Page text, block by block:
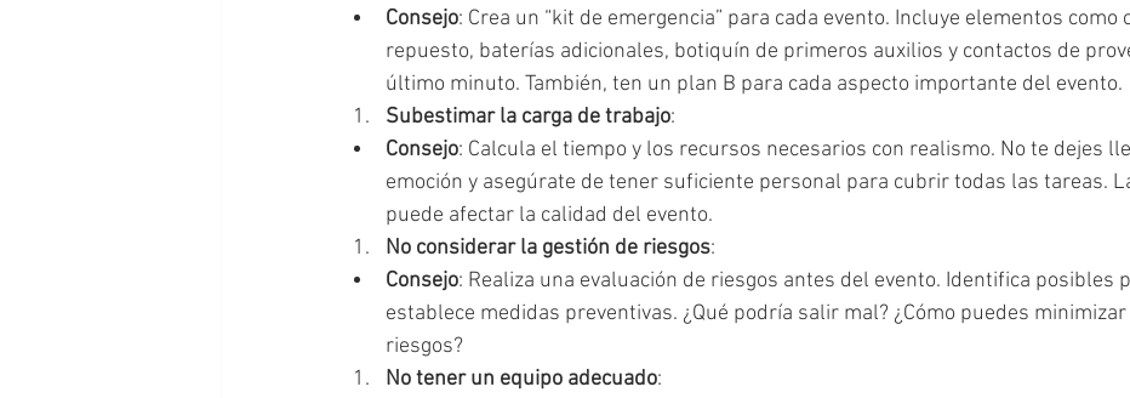
Consejo: Crea un “kit de emergencia” para cada evento. Incluye elementos como
repuesto, baterías adicionales, botiquín de primeros auxilios y contactos de
último minuto. También, ten un plan B para cada aspecto importante del evento.
Subestimar la carga de trabajo:
Consejo: Calcula el tiempo y los recursos necesarios con realismo. No te dejes
emoción y asegúrate de tener suficiente personal para cubrir todas las tareas.
puede afectar la calidad del evento.
No considerar la gestión de riesgos:
Consejo: Realiza una evaluación de riesgos antes del evento. Identifica posibles
establece medidas preventivas. ¿Qué podría salir mal? ¿Cómo puedes minimizar
riesgos?
No tener un equipo adecuado: